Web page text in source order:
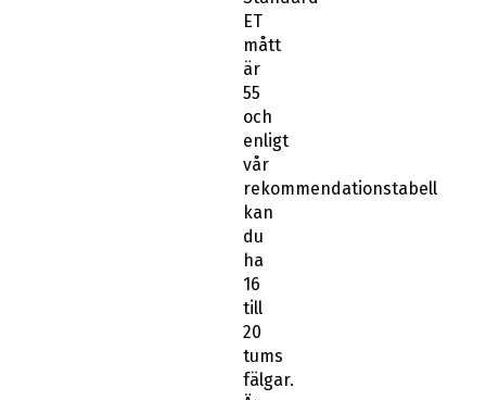
ET
mått
är
55
och
enligt
vår
rekommendationstabell
kan
du
ha
16
till
20
tums
fälgar.